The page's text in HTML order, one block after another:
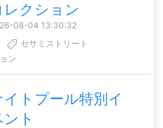
レクション
08-04 13:30:32
セサミストリート
ン
イトプール特別イ
ト